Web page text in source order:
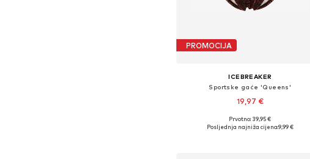
PROMOCIJA
ICEBREAKER
Sportske gaće 'Queens'
19,97 €
Dostupne veličine: XS, S, M, XL
Prvotno: 39,95 €
Posljednja najniža cijena:9,99 €